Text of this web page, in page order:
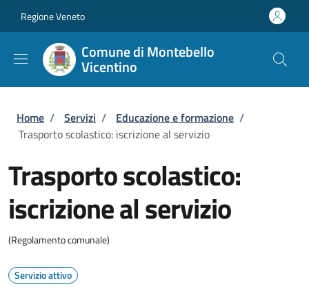
Regione Veneto
Comune di Montebello
Vicentino
Briciole di pane
Home / Servizi / Educazione e formazione /
Trasporto scolastico: iscrizione al servizio
Trasporto scolastico:
iscrizione al servizio
(Regolamento comunale)
Servizio attivo